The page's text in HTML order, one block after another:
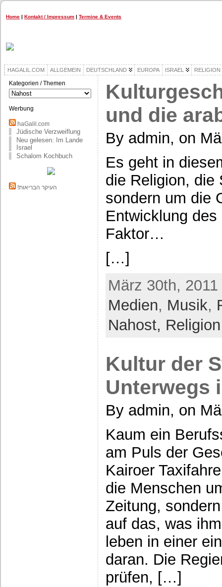
Home | Kontakt / Impressum | Termine & Events
HAGALIL.COM ALLGEMEIN DEUTSCHLAND EUROPA ISRAEL RELIGION
Kategorien / Themen
Kategorien
/
Themen
Werbung
haGalil.com
Jüdische Verzweiflung
Neu gelesen: Im Lande
Israel
Schalom Kochbuch
!העיקר הבריאות
und die
By admin, on
Es geht in
die Religion, die
sondern um die
Entwicklung
Faktor…
[…]
März 30th,
Medien, Musik,
Nahost, Religion
Kultur der
Unterwegs
By admin, on
Kaum ein
am Puls der
Kairoer
die Menschen
Zeitung,
auf das, was
leben in einer
daran. Die
prüfen, […]